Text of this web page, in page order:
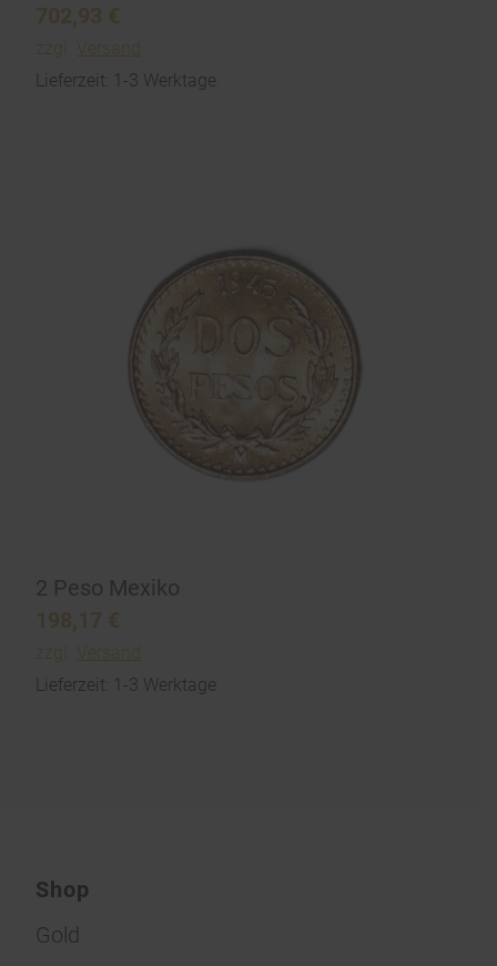
702,93 €
zzgl.
Versand
Lieferzeit: 1-3 Werktage
2 Peso Mexiko
198,17 €
zzgl.
Versand
Lieferzeit: 1-3 Werktage
Shop
Gold